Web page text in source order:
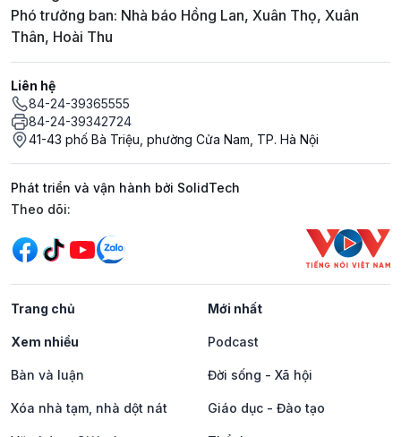
Phó trưởng ban: Nhà báo Hồng Lan, Xuân Thọ, Xuân
Thân, Hoài Thu
Liên hệ
84-24-39365555
84-24-39342724
41-43 phố Bà Triệu, phường Cửa Nam, TP. Hà Nội
Phát triển và vận hành bởi SolidTech
Mạng xã hội
Theo dõi:
Trang chủ Mới nhất
Xem nhiều Podcast
Bàn và luận Đời sống - Xã hội
Xóa nhà tạm, nhà dột nát Giáo dục - Đào tạo